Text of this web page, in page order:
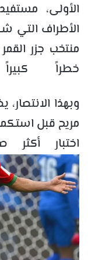
الأولى،
الأطراف التي
منتخب جزر
خطراً
وبهذا
مريح قبل
اختبار أكثر